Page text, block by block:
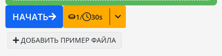
НАЧАТЬ 1/ 30s
ДОБАВИТЬ ПРИМЕР ФАЙЛА